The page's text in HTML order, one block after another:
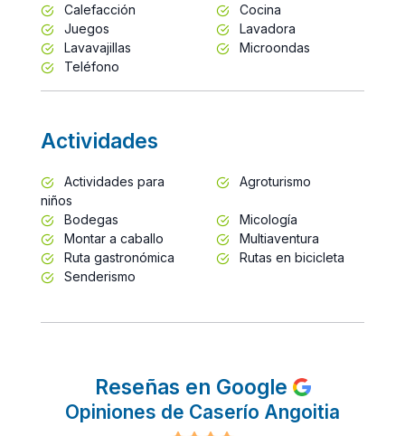
Calefacción
Cocina
Juegos
Lavadora
Lavavajillas
Microondas
Teléfono
Actividades
Actividades para
niños
Agroturismo
Bodegas
Micología
Montar a caballo
Multiaventura
Ruta gastronómica
Rutas en bicicleta
Senderismo
Reseñas en Google
Opiniones de Caserío Angoitia